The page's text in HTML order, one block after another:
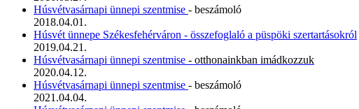
Húsvétvasárnapi ünnepi szentmise - beszámoló
2018.04.01.
Húsvét ünnepe Székesfehérváron - összefoglaló a püspöki szertartásokról
2019.04.21.
Húsvétvasárnapi ünnepi szentmise - otthonainkban imádkozzuk
2020.04.12.
Húsvétvasárnapi ünnepi szentmise - beszámoló
2021.04.04.